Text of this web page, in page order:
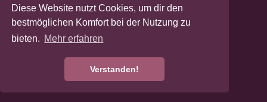
Diese Website nutzt Cookies, um dir den
bestmöglichen Komfort bei der Nutzung zu
bieten. Mehr erfahren
Verstanden!